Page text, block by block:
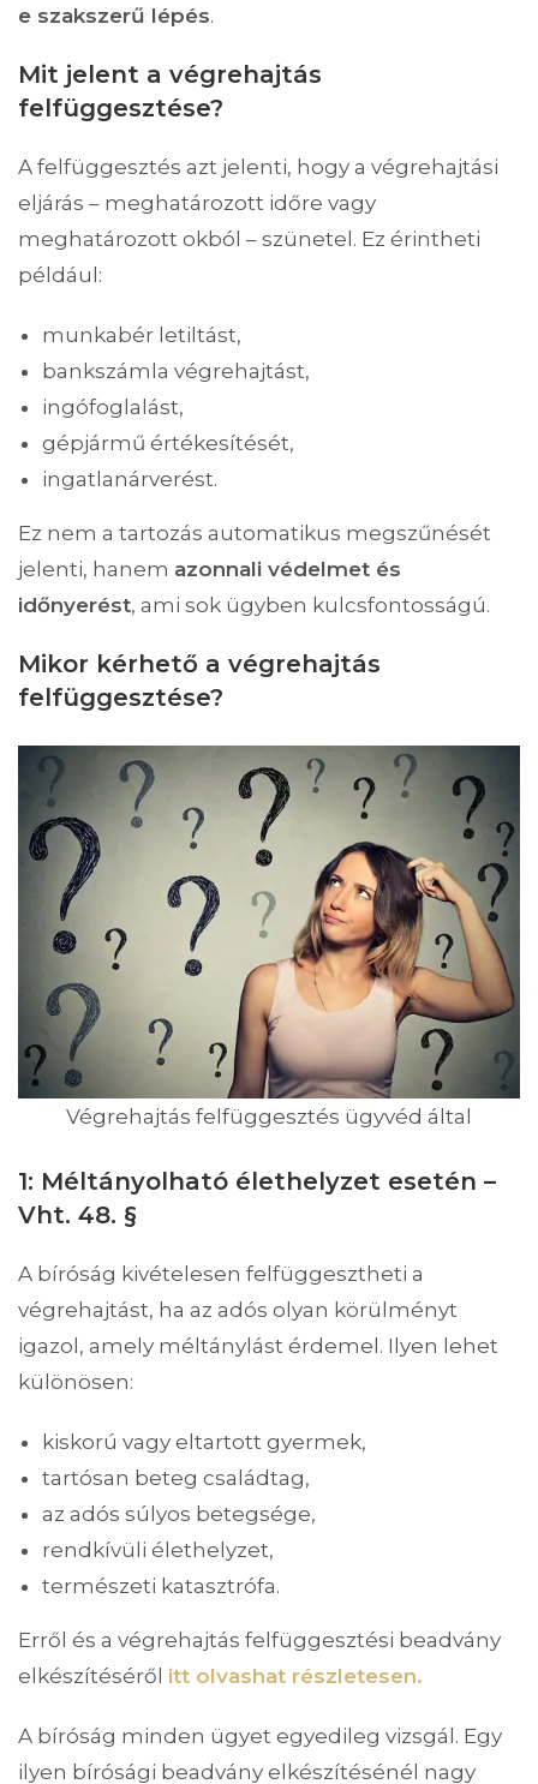
e szakszerű lépés.
Mit jelent a végrehajtás
felfüggesztése?
A felfüggesztés azt jelenti, hogy a végrehajtási
eljárás – meghatározott időre vagy
meghatározott okból – szünetel. Ez érintheti
például:
munkabér letiltást,
bankszámla végrehajtást,
ingófoglalást,
gépjármű értékesítését,
ingatlanárverést.
Ez nem a tartozás automatikus megszűnését
jelenti, hanem azonnali védelmet és
időnyerést, ami sok ügyben kulcsfontosságú.
Mikor kérhető a végrehajtás
felfüggesztése?
Végrehajtás felfüggesztés ügyvéd által
1: Méltányolható élethelyzet esetén –
Vht. 48. §
A bíróság kivételesen felfüggesztheti a
végrehajtást, ha az adós olyan körülményt
igazol, amely méltánylást érdemel. Ilyen lehet
különösen:
kiskorú vagy eltartott gyermek,
tartósan beteg családtag,
az adós súlyos betegsége,
rendkívüli élethelyzet,
természeti katasztrófa.
Erről és a végrehajtás felfüggesztési beadvány
elkészítéséről itt olvashat részletesen.
A bíróság minden ügyet egyedileg vizsgál. Egy
ilyen bírósági beadvány elkészítésénél nagy